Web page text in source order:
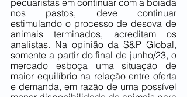
pecuaristas em continuar com a boiada
nos pastos, deve continuar
estimulando o processo de desova de
animais terminados, acreditam os
analistas. Na opinião da S&P Global,
somente a partir do final de junho/23, o
mercado esboça uma situação de
maior equilíbrio na relação entre oferta
e demanda, em razão de uma possível